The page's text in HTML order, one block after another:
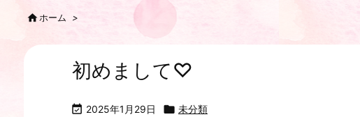
ホーム >
初めまして♡
 2025年1月29日  未分類